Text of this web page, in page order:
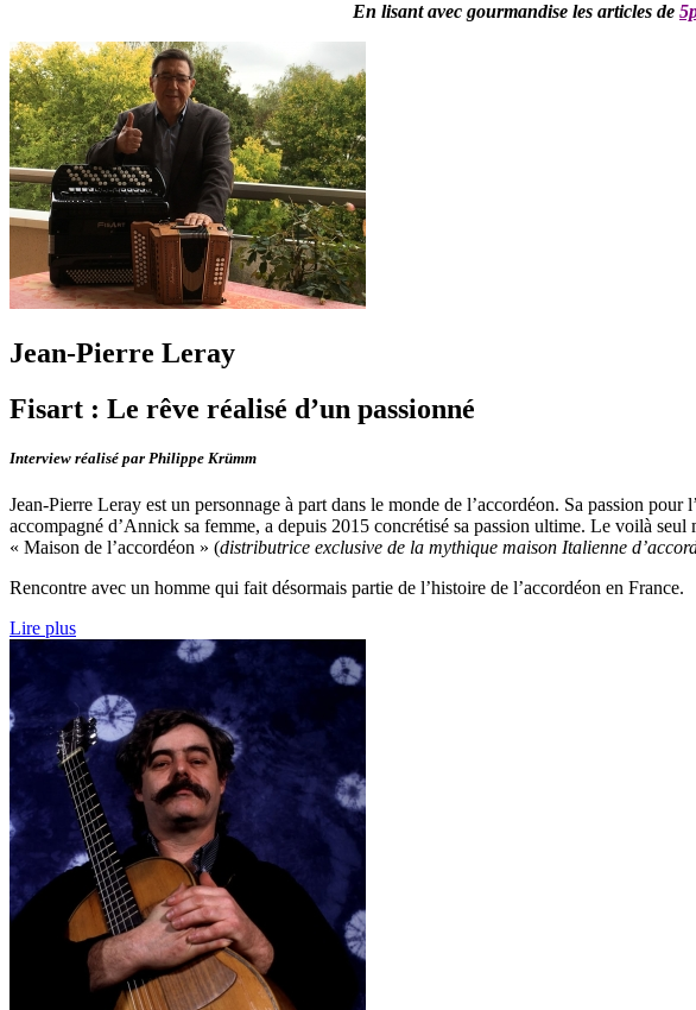
En lisant avec gourmandise les articles de
Jean-Pierre Leray
Fisart : Le rêve réalisé d’un passionné
Interview réalisé par Philippe Krümm
Jean-Pierre Leray est un personnage à part dans le monde de l’accordéon. Sa passion
accompagné d’Annick sa femme, a depuis 2015 concrétisé sa passion ultime. Le voilà
« Maison de l’accordéon » (distributrice exclusive de la mythique maison Italienne
Rencontre avec un homme qui fait désormais partie de l’histoire de l’accordéon en France.
Lire plus